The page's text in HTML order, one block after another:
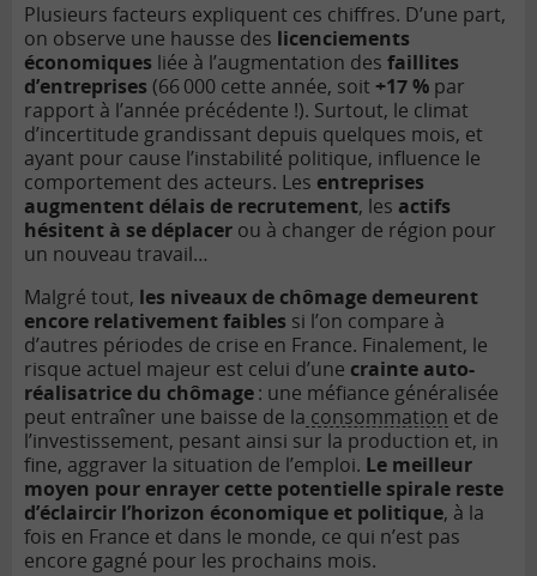
Plusieurs facteurs expliquent ces chiffres. D’une part,
on observe une hausse des licenciements
économiques liée à l’augmentation des faillites
d’entreprises (66 000 cette année, soit +17 % par
rapport à l’année précédente !). Surtout, le climat
d’incertitude grandissant depuis quelques mois, et
ayant pour cause l’instabilité politique, influence le
comportement des acteurs. Les entreprises
augmentent délais de recrutement, les actifs
hésitent à se déplacer ou à changer de région pour
un nouveau travail…
Malgré tout, les niveaux de chômage demeurent
encore relativement faibles si l’on compare à
d’autres périodes de crise en France. Finalement, le
risque actuel majeur est celui d’une crainte auto-
réalisatrice du chômage: une méfiance généralisée
peut entraîner une baisse de la consommation et de
l’investissement, pesant ainsi sur la production et, in
fine, aggraver la situation de l’emploi. Le meilleur
moyen pour enrayer cette potentielle spirale reste
d’éclaircir l’horizon économique et politique, à la
fois en France et dans le monde, ce qui n’est pas
encore gagné pour les prochains mois.